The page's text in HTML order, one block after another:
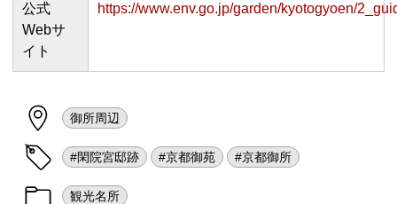
公式
Webサ
イト
https://www.env.go.jp/garden/kyotogyoen/
御所周辺
#閑院宮邸跡 #京都御苑 #京都御所
観光名所